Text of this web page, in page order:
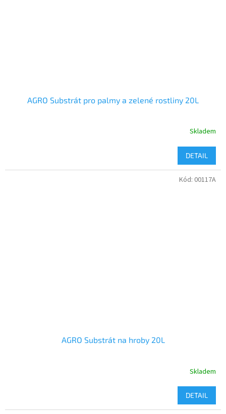
AGRO Substrát pro palmy a zelené rostliny 20L
Skladem
DETAIL
AGRO Substrát na hroby 20L
Skladem
DETAIL
Kód: 00117A